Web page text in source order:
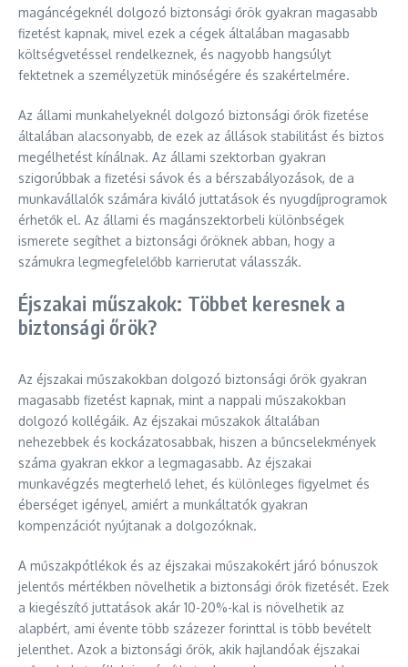
magáncégeknél dolgozó biztonsági őrök gyakran magasabb
fizetést kapnak, mivel ezek a cégek általában magasabb
költségvetéssel rendelkeznek, és nagyobb hangsúlyt
fektetnek a személyzetük minőségére és szakértelmére.
Az állami munkahelyeknél dolgozó biztonsági őrök fizetése
általában alacsonyabb, de ezek az állások stabilitást és biztos
megélhetést kínálnak. Az állami szektorban gyakran
szigorúbbak a fizetési sávok és a bérszabályozások, de a
munkavállalók számára kiváló juttatások és nyugdíjprogramok
érhetők el. Az állami és magánszektorbeli különbségek
ismerete segíthet a biztonsági őröknek abban, hogy a
számukra legmegfelelőbb karrierutat válasszák.
Éjszakai műszakok: Többet keresnek a
biztonsági őrök?
Az éjszakai műszakokban dolgozó biztonsági őrök gyakran
magasabb fizetést kapnak, mint a nappali műszakokban
dolgozó kollégáik. Az éjszakai műszakok általában
nehezebbek és kockázatosabbak, hiszen a bűncselekmények
száma gyakran ekkor a legmagasabb. Az éjszakai
munkavégzés megterhelő lehet, és különleges figyelmet és
éberséget igényel, amiért a munkáltatók gyakran
kompenzációt nyújtanak a dolgozóknak.
A műszakpótlékok és az éjszakai műszakokért járó bónuszok
jelentős mértékben növelhetik a biztonsági őrök fizetését. Ezek
a kiegészítő juttatások akár 10-20%-kal is növelhetik az
alapbért, ami évente több százezer forinttal is több bevételt
jelenthet. Azok a biztonsági őrök, akik hajlandóak éjszakai